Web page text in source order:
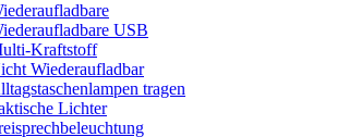
USB
Kraftstoff
Wiederaufladbar
tragen
Lichter